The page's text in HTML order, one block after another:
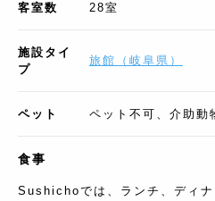
客室数 28室
施設タイ
プ
旅館 （ 岐阜県 ）
ペット ペット不可、介助動
食事
Sushichoでは、ランチ、ディ